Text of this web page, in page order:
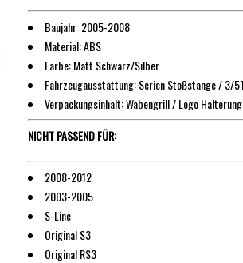
Baujahr: 2005-2008
Material: ABS
Farbe: Matt Schwarz/Silber
Fahrzeugausstattung: Serien Stoßstange / 3/
Verpackungsinhalt: Wabengrill / Logo
NICHT PASSEND FÜR:
2008-2012
2003-2005
S-Line
Original S3
Original RS3